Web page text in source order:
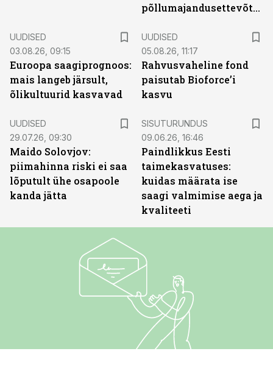
põllumajandusettevõtted
UUDISED
03.08.26, 09:15
Euroopa saagiprognoos:
mais langeb järsult,
õlikultuurid kasvavad
UUDISED
05.08.26, 11:17
Rahvusvaheline fond
paisutab Bioforce’i
kasvu
UUDISED
29.07.26, 09:30
Maido Solovjov:
piimahinna riski ei saa
lõputult ühe osapoole
kanda jätta
SISUTURUNDUS
09.06.26, 16:46
Paindlikkus Eesti
taimekasvatuses:
kuidas määrata ise
saagi valmimise aega ja
kvaliteeti